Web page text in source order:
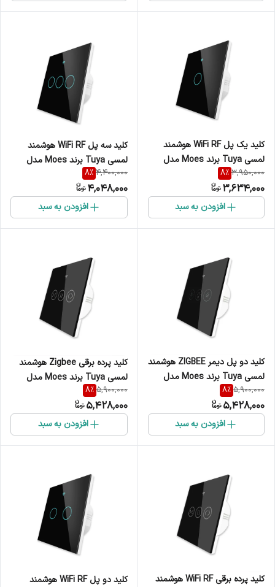
کلید یک پل WiFi RF هوشمند
لمسی Tuya برند Moes مدل
WRS-EU1
3,950,000
8%
3,634,000
افزودن به سبد
کلید سه پل WiFi RF هوشمند
لمسی Tuya برند Moes مدل
WRS-EU3
4,400,000
8%
4,048,000
افزودن به سبد
کلید دو پل دیمر ZIGBEE هوشمند
لمسی Tuya برند Moes مدل
2ZS-EUD
5,900,000
8%
5,428,000
افزودن به سبد
کلید پرده برقی Zigbee هوشمند
لمسی Tuya برند Moes مدل
ZS-EUC
5,900,000
8%
5,428,000
افزودن به سبد
کلید پرده برقی WiFi RF هوشمند
کلید دو پل WiFi RF هوشمند